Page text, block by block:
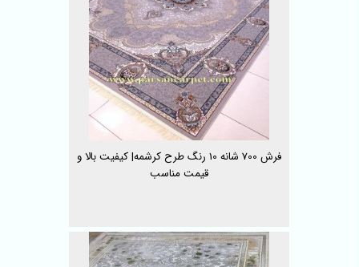
فرش 700 شانه 10 رنگ طرح کرشمه| کیفیت بالا و
قیمت مناسب